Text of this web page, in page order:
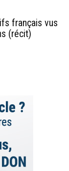
français vus
(récit)